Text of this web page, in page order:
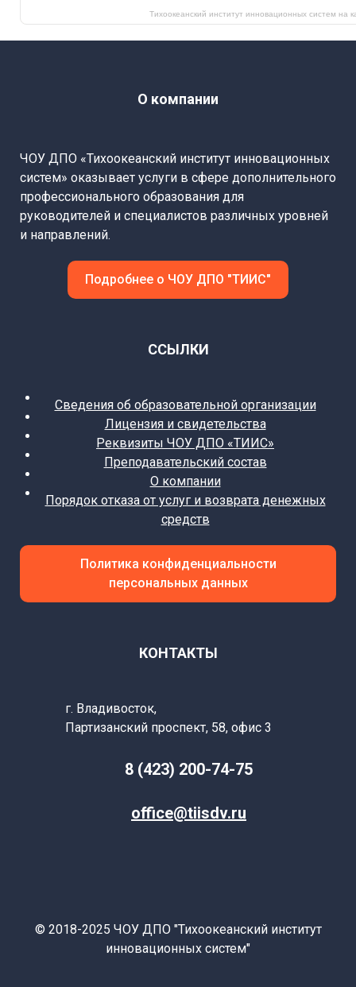
Тихоокеанский институт инновационных систем на
О компании
ЧОУ ДПО «Тихоокеанский институт инновационных
систем» оказывает услуги в сфере дополнительного
профессионального образования для
руководителей и специалистов различных уровней
и направлений.
Подробнее о ЧОУ ДПО "ТИИС"
ССЫЛКИ
Сведения об образовательной организации
Лицензия и свидетельства
Реквизиты ЧОУ ДПО «ТИИС»
Преподавательский состав
О компании
Порядок отказа от услуг и возврата денежных
средств
Политика конфиденциальности
персональных данных
КОНТАКТЫ
г. Владивосток,
Партизанский проспект, 58, офис 3
8 (423) 200-74-75
office@tiisdv.ru
© 2018-2025 ЧОУ ДПО "Тихоокеанский институт
инновационных систем"